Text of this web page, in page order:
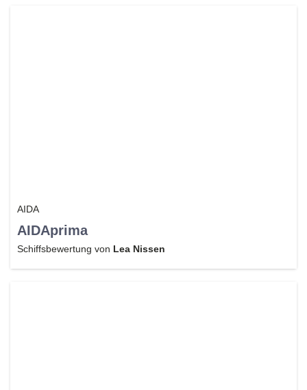
AIDA
AIDAprima
Schiffsbewertung von Lea Nissen